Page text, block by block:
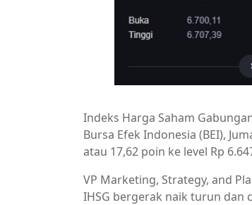
Indeks Harga Saham
Bursa Efek Indonesia (BEI),
atau 17,62 poin ke level Rp
VP Marketing, Strategy, and
IHSG bergerak naik turun dan